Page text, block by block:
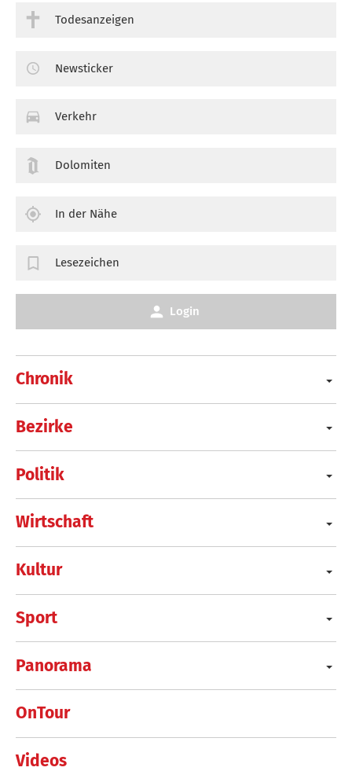
Chronik
Bezirke
Politik
Wirtschaft
Kultur
Sport
Panorama
OnTour
Videos
Todesanzeigen
Newsticker
Verkehr
Dolomiten
In der Nähe
Lesezeichen
Login